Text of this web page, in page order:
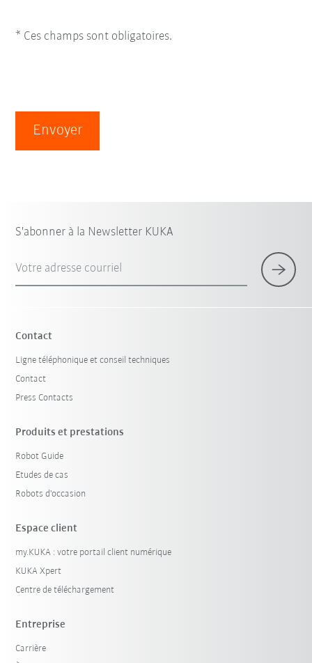
* Ces champs sont obligatoires.
Envoyer
S'abonner à la Newsletter KUKA
Votre adresse courriel
Contact
Ligne téléphonique et conseil techniques
Contact
Press Contacts
Produits et prestations
Robot Guide
Etudes de cas
Robots d'occasion
Espace client
my.KUKA : votre portail client numérique
KUKA Xpert
Centre de téléchargement
Entreprise
Carrière